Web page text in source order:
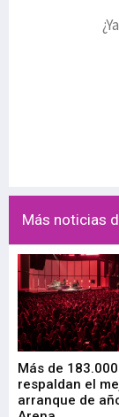
Más noticias
Más de
respaldan el
arranque de